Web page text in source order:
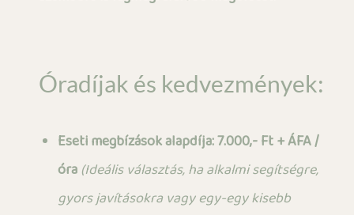
Óradíjak és kedvezmények:
Eseti megbízások alapdíja: 7.000,- Ft + ÁFA /
óra (Ideális választás, ha alkalmi segítségre,
gyors javításokra vagy egy-egy kisebb